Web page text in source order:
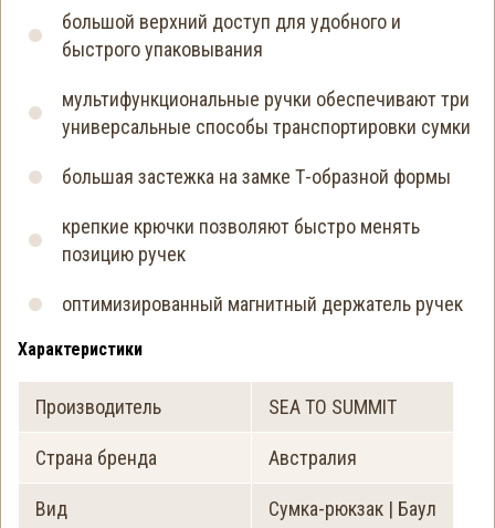
большой верхний доступ для удобного и
быстрого упаковывания
мультифункциональные ручки обеспечивают три
универсальные способы транспортировки сумки
большая застежка на замке Т-образной формы
крепкие крючки позволяют быстро менять
позицию ручек
оптимизированный магнитный держатель ручек
Характеристики
Производитель SEA TO SUMMIT
Страна бренда Австралия
Вид Сумка-рюкзак | Баул